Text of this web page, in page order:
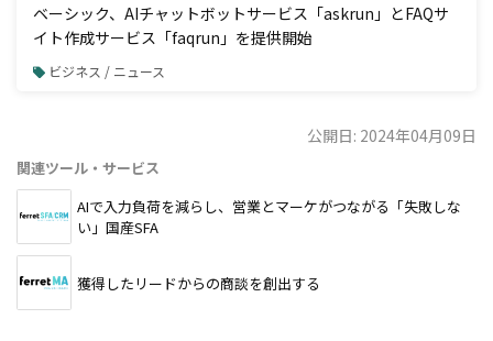
ベーシック、AIチャットボットサービス「askrun」とFAQサ
イト作成サービス「faqrun」を提供開始
ビジネス / ニュース
公開日: 2024年04月09日
関連ツール・サービス
AIで入力負荷を減らし、営業とマーケがつながる「失敗しな
い」国産SFA
獲得したリードからの商談を創出する